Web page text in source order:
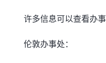
许多信息可以查看办事
伦敦办事处：